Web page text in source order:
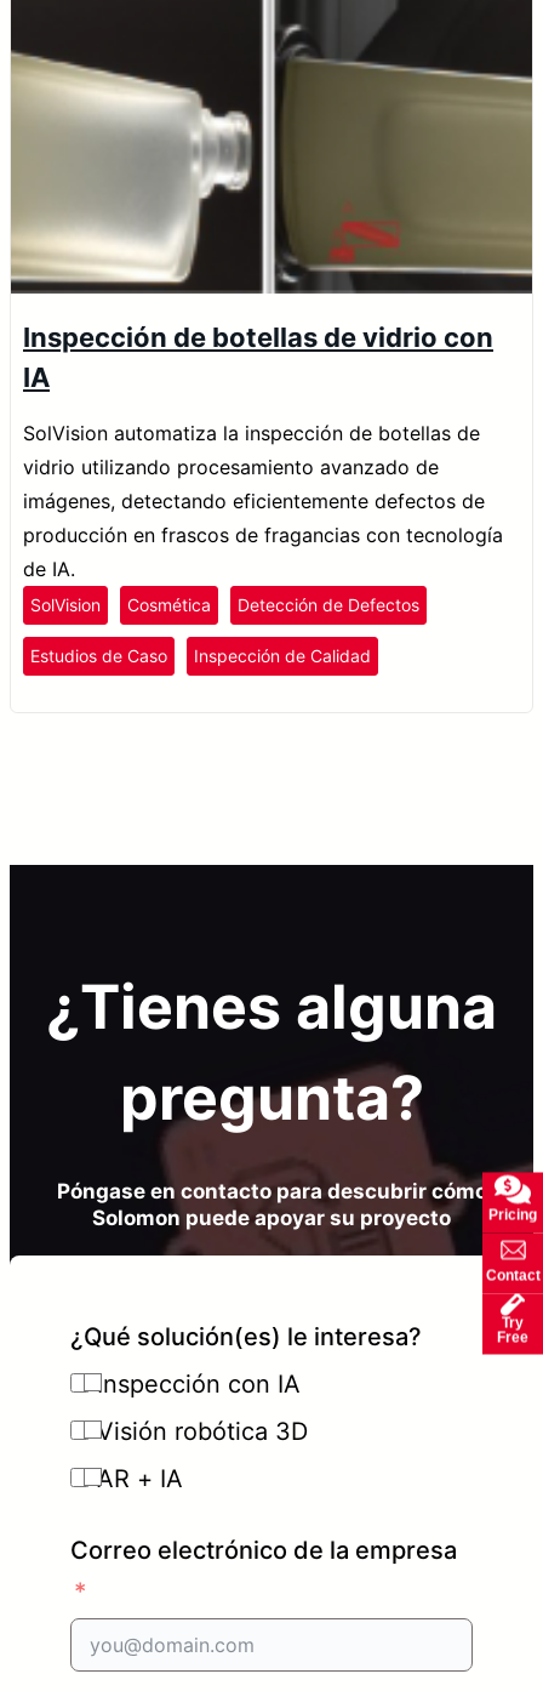
Inspección de botellas de vidrio con
IA
SolVision automatiza la inspección de botellas de
vidrio utilizando procesamiento avanzado de
imágenes, detectando eficientemente defectos de
producción en frascos de fragancias con tecnología
de IA.
SolVision Cosmética Detección de Defectos
Estudios de Caso Inspección de Calidad
Pricing
Contact
Try
Free
¿Tienes alguna
pregunta?
Póngase en contacto para descubrir cómo
Solomon puede apoyar su proyecto
¿Qué solución(es) le interesa?
Inspección con IA
Visión robótica 3D
AR + IA
Correo electrónico de la empresa